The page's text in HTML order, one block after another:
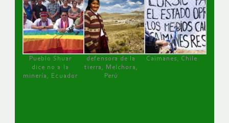
Pueblo Shuar
dice no a la
minería, Ecuador
defensora de la
tierra, Melchora,
Perú
Caimanes, Chile